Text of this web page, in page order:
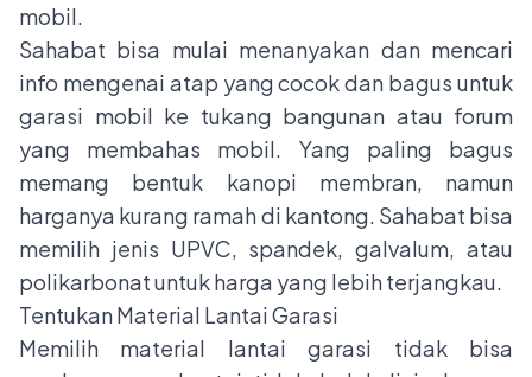
mobil.
Sahabat bisa mulai menanyakan dan mencari
info mengenai atap yang cocok dan bagus untuk
garasi mobil ke tukang bangunan atau forum
yang membahas mobil. Yang paling bagus
memang bentuk kanopi membran, namun
harganya kurang ramah di kantong. Sahabat bisa
memilih jenis UPVC, spandek, galvalum, atau
polikarbonat untuk harga yang lebih terjangkau.
Tentukan Material Lantai Garasi
Memilih material lantai garasi tidak bisa